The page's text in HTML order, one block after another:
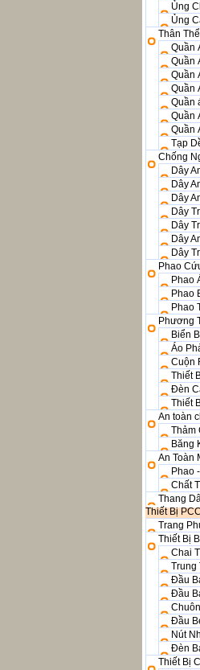
Ủng
Ủng
Thân Thể
Quần
Quần
Quần
Quần
Quần
Quần
Quần
Tạp
Chống
Dây
Dây
Dây
Dây
Dây
Dây
Dây
Phao
Phao
Phao
Phao
Phương
Biển
Áo
Cuộn
Thiết
Đèn
Thiết
An toàn
Thảm
Băng
An Toàn
Phao
Chất
Thang
Thiết Bị
Trang
Thiết Bị
Chai
Trung
Đầu
Đầu
Đầu
Nút
Đèn
Thiết Bị